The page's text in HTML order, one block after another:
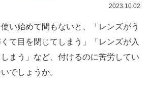
2023.10.02
い始めて間もないと、「レンズがう
て目を閉じてしまう」「レンズが入
まう」など、付けるのに苦労してい
でしょうか。